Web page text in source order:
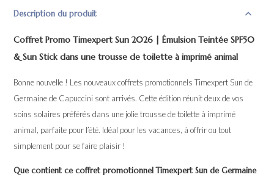
Description du produit
Coffret Promo Timexpert Sun 2026 | Émulsion Teintée SPF50
& Sun Stick dans une trousse de toilette à imprimé animal
Bonne nouvelle ! Les nouveaux coffrets promotionnels Timexpert Sun de
Germaine de Capuccini sont arrivés. Cette édition réunit deux de vos
soins solaires préférés dans une jolie trousse de toilette à imprimé
animal, parfaite pour l’été. Idéal pour les vacances, à offrir ou tout
simplement pour se faire plaisir !
Que contient ce coffret promotionnel Timexpert Sun de Germaine